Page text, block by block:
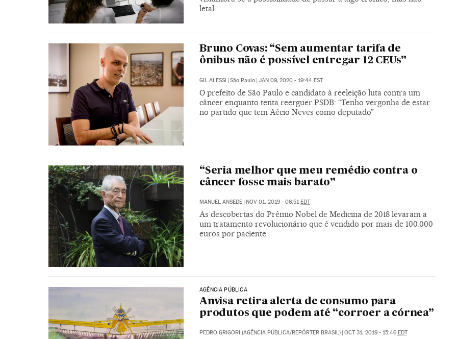
letal
Bruno Covas: “Sem aumentar tarifa de
ônibus não é possível entregar 12 CEUs”
GIL ALESSI | São Paulo | JAN 09, 2020 - 19:44 EST
O prefeito de São Paulo e candidato à reeleição luta contra um
câncer enquanto tenta reerguer PSDB: “Tenho vergonha de estar
no partido que tem Aécio Neves como deputado”
“Seria melhor que meu remédio contra o
câncer fosse mais barato”
MANUEL ANSEDE NOV 01, 2019 - 06:51 EDT
As descobertas do Prêmio Nobel de Medicina de 2018 levaram a
um tratamento revolucionário que é vendido por mais de 100.000
euros por paciente
AGÊNCIA PÚBLICA
Anvisa retira alerta de consumo para
produtos que podem até “corroer a córnea”
PEDRO GRIGORI (AGÊNCIA PÚBLICA/REPÓRTER BRASIL) | OCT 31, 2019 - 15:46 EDT